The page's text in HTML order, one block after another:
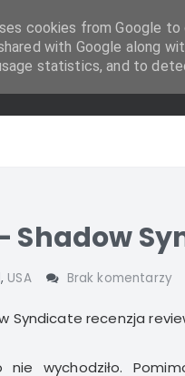
Shadow
, USA Brak komentarzy
wychodziło.
cookies from Google
with Google along
statistics, and to